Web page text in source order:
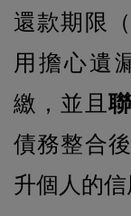
還款期限
用擔心遺
繳，並且
債務整合
升個人的信